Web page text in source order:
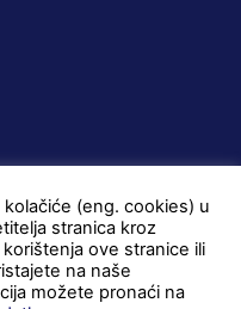
(eng. cookies) u
stranica kroz
ove stranice ili
na naše
možete pronaći na